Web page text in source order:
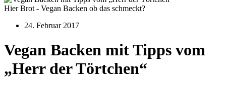
Hier Brot - Vegan Backen ob das schmeckt?
24. Februar 2017
Vegan Backen mit Tipps vom
„Herr der Törtchen“